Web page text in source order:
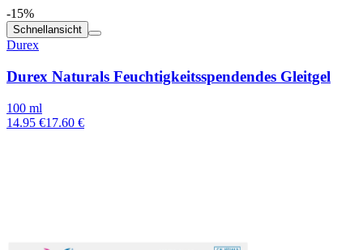
-15%
Schnellansicht
Durex
Durex Naturals Feuchtigkeitsspendendes Gleitgel
100 ml
14.95 €17.60 €